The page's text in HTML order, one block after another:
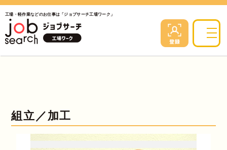
工場・軽作業などのお仕事は「ジョブサーチ工場ワーク」
組立／加工